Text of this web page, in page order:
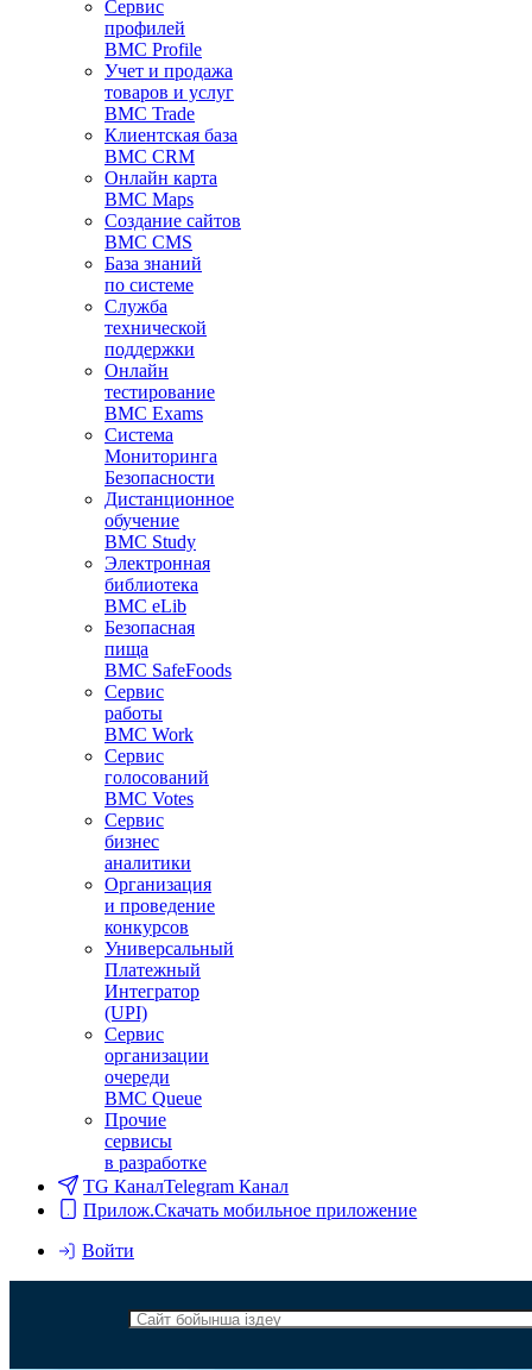
Сервис
профилей
BMC Profile
Учет и продажа
товаров и услуг
BMC Trade
Клиентская база
BMC CRM
Онлайн карта
BMC Maps
Создание сайтов
BMC CMS
База знаний
по системе
Служба
технической
поддержки
Онлайн
тестирование
BMC Exams
Система
Мониторинга
Безопасности
Дистанционное
обучение
BMC Study
Электронная
библиотека
BMC eLib
Безопасная
пища
BMC SafeFoods
Сервис
работы
BMC Work
Сервис
голосований
BMC Votes
Сервис
бизнес
аналитики
Организация
и проведение
конкурсов
Универсальный
Платежный
Интегратор
(UPI)
Сервис
организации
очереди
BMC Queue
Прочие
сервисы
в разработке
TG КаналTelegram Канал
Прилож.Скачать мобильное приложение
Войти